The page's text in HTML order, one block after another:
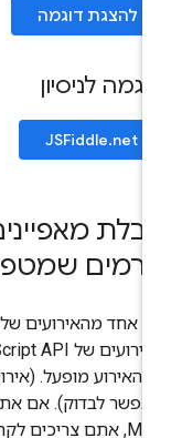
להצגת דוגמה
לניסיון
JSFiddle.net
מאפיינים
מופעל.
לבדוק). אם אתם